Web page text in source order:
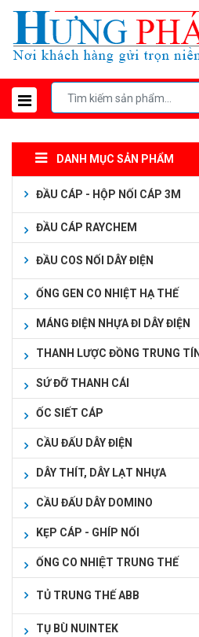
DANH MỤC SẢN PHẨM
ĐẦU CÁP - HỘP NỐI CÁP 3M
ĐẦU CÁP RAYCHEM
ĐẦU COS NỐI DÂY ĐIỆN
ỐNG GEN CO NHIỆT HẠ THẾ
MÁNG ĐIỆN NHỰA ĐI DÂY ĐIỆN
THANH LƯỢC ĐỒNG TRUNG
SỨ ĐỠ THANH CÁI
ỐC SIẾT CÁP
CẦU ĐẤU DÂY ĐIỆN
DÂY THÍT, DÂY LẠT NHỰA
CẦU ĐẤU DÂY DOMINO
KẸP CÁP - GHÍP NỐI
ỐNG CO NHIỆT TRUNG THẾ
TỦ TRUNG THẾ ABB
TỤ BÙ NUINTEK